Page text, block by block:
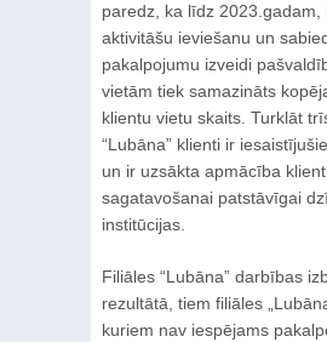
paredz, ka līdz 2023.gadam,
aktivitāšu ieviešanu un
pakalpojumu izveidi
vietām tiek samazināts
klientu vietu skaits. Turklāt
“Lubāna” klienti ir
un ir uzsākta apmācība
sagatavošanai patstāvīgai
institūcijas.
Filiāles “Lubāna” darbības
rezultātā, tiem filiāles
kuriem nav iespējams